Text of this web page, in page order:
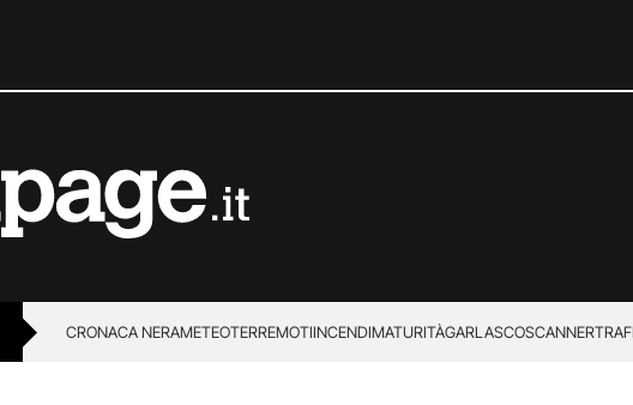
CRONACA NERAMETEOTERREMOTIINCENDIMATURITÀGARLASCOSCANNER